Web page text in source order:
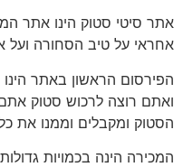
אתר סיטי סטוק הינו אתר
אחראי על טיב הסחורה ועל
הפירסום הראשון באתר
ואתם רוצה לרכוש סטוק
הסטוק ומקבלים וממנו את
המכירה הינה בכמויות